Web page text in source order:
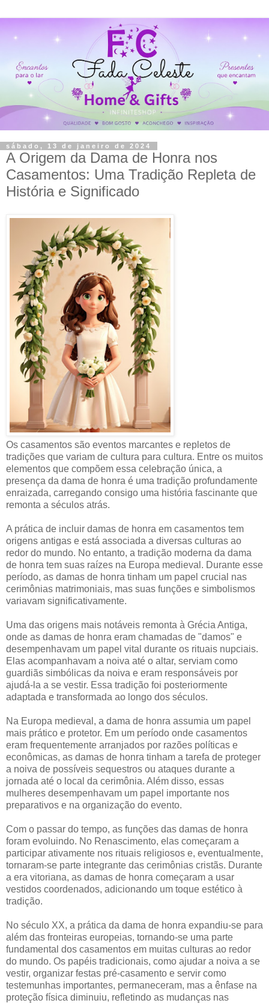
sábado, 13 de janeiro de 2024
A Origem da Dama de Honra nos
Casamentos: Uma Tradição Repleta de
História e Significado
Os casamentos são eventos marcantes e repletos de
tradições que variam de cultura para cultura. Entre os muitos
elementos que compõem essa celebração única, a
presença da dama de honra é uma tradição profundamente
enraizada, carregando consigo uma história fascinante que
remonta a séculos atrás.
A prática de incluir damas de honra em casamentos tem
origens antigas e está associada a diversas culturas ao
redor do mundo. No entanto, a tradição moderna da dama
de honra tem suas raízes na Europa medieval. Durante esse
período, as damas de honra tinham um papel crucial nas
cerimônias matrimoniais, mas suas funções e simbolismos
variavam significativamente.
Uma das origens mais notáveis remonta à Grécia Antiga,
onde as damas de honra eram chamadas de "damos" e
desempenhavam um papel vital durante os rituais nupciais.
Elas acompanhavam a noiva até o altar, serviam como
guardiãs simbólicas da noiva e eram responsáveis por
ajudá-la a se vestir. Essa tradição foi posteriormente
adaptada e transformada ao longo dos séculos.
Na Europa medieval, a dama de honra assumia um papel
mais prático e protetor. Em um período onde casamentos
eram frequentemente arranjados por razões políticas e
econômicas, as damas de honra tinham a tarefa de proteger
a noiva de possíveis sequestros ou ataques durante a
jornada até o local da cerimônia. Além disso, essas
mulheres desempenhavam um papel importante nos
preparativos e na organização do evento.
Com o passar do tempo, as funções das damas de honra
foram evoluindo. No Renascimento, elas começaram a
participar ativamente nos rituais religiosos e, eventualmente,
tornaram-se parte integrante das cerimônias cristãs. Durante
a era vitoriana, as damas de honra começaram a usar
vestidos coordenados, adicionando um toque estético à
tradição.
No século XX, a prática da dama de honra expandiu-se para
além das fronteiras europeias, tornando-se uma parte
fundamental dos casamentos em muitas culturas ao redor
do mundo. Os papéis tradicionais, como ajudar a noiva a se
vestir, organizar festas pré-casamento e servir como
testemunhas importantes, permaneceram, mas a ênfase na
proteção física diminuiu, refletindo as mudanças nas